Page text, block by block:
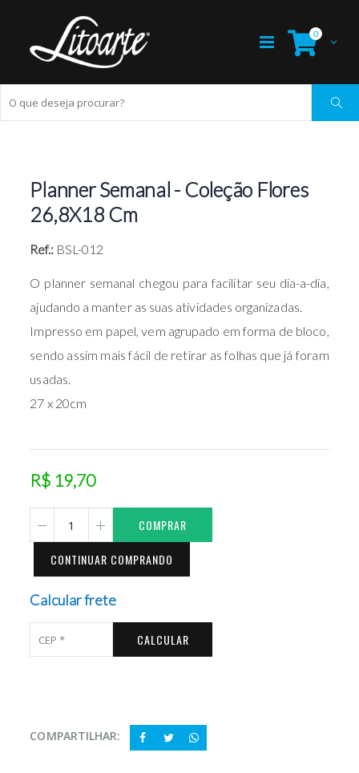
0
Planner Semanal - Coleção Flores
26,8X18 Cm
Ref.: BSL-012
O planner semanal chegou para facilitar seu dia-a-dia,
ajudando a manter as suas atividades organizadas.
Impresso em papel, vem agrupado em forma de bloco,
sendo assim mais fácil de retirar as folhas que já foram
usadas.
27 x 20cm
R$ 19,70
COMPRAR
CONTINUAR COMPRANDO
Calcular frete
CALCULAR
COMPARTILHAR: